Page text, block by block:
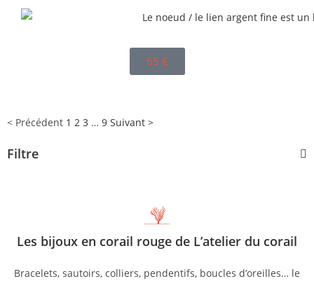
Filtre
65 €
< Précédent 1 2 3 … 9 Suivant >
Les bijoux en corail rouge de L’atelier du corail
Bracelets, sautoirs, colliers, pendentifs, boucles d’oreilles… le